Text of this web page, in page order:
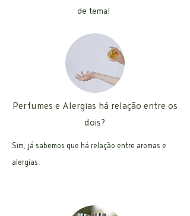
de tema!
Perfumes e Alergias há relação entre os
dois?
Sim, já sabemos que há relação entre aromas e
alergias.